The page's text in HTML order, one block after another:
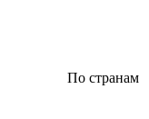
По странам